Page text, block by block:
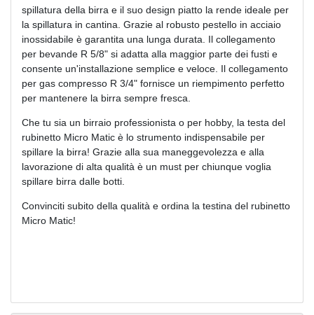
spillatura della birra e il suo design piatto la rende ideale per
la spillatura in cantina. Grazie al robusto pestello in acciaio
inossidabile è garantita una lunga durata. Il collegamento
per bevande R 5/8" si adatta alla maggior parte dei fusti e
consente un'installazione semplice e veloce. Il collegamento
per gas compresso R 3/4" fornisce un riempimento perfetto
per mantenere la birra sempre fresca.
Che tu sia un birraio professionista o per hobby, la testa del
rubinetto Micro Matic è lo strumento indispensabile per
spillare la birra! Grazie alla sua maneggevolezza e alla
lavorazione di alta qualità è un must per chiunque voglia
spillare birra dalle botti.
Convinciti subito della qualità e ordina la testina del rubinetto
Micro Matic!